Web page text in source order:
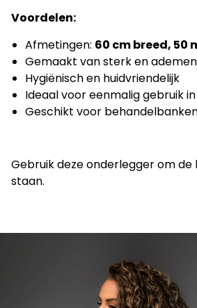
Voordelen:
Afmetingen: 60 cm breed, 50
Gemaakt van sterk en
Hygiënisch en huidvriendelijk
Ideaal voor eenmalig gebruik
Geschikt voor
Gebruik deze onderlegger om
staan.